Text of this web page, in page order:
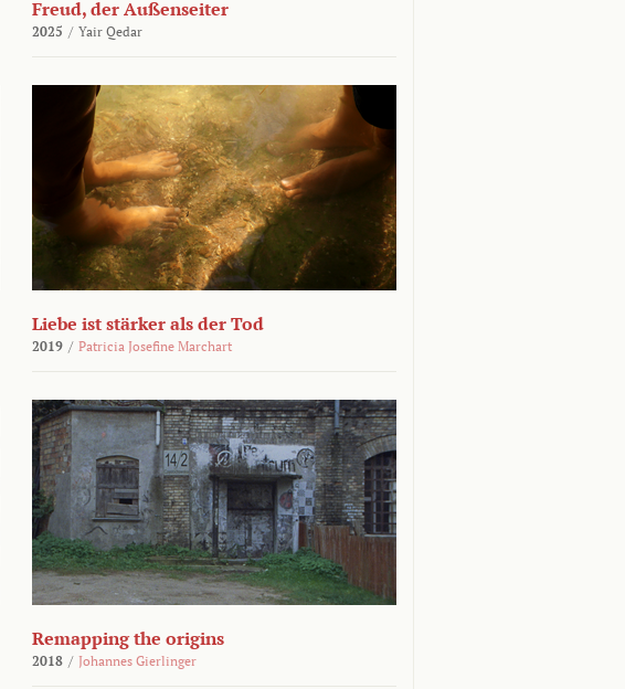
Freud, der Außenseiter
2025 / Yair Qedar
Liebe ist stärker als der Tod
2019 / Patricia Josefine Marchart
Remapping the origins
2018 / Johannes Gierlinger